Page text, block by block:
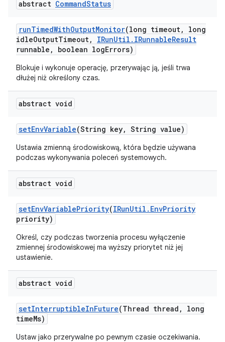
abstract CommandStatus
runTimedWithOutputMonitor(long timeout,
long
idleOutputTimeout, IRunUtil . IRunnableResult
runnable , boolean logErrors)
Blokuje i wykonuje operację, przerywając ją, jeśli trwa
dłużej niż określony czas.
abstract void
setEnvVariable(String key, String value)
Ustawia zmienną środowiskową, która będzie używana
podczas wykonywania poleceń systemowych.
abstract void
setEnvVariablePriority(IRunUtil . EnvPriority
priority)
Określ, czy podczas tworzenia procesu wyłączenie
zmiennej środowiskowej ma wyższy priorytet niż jej
ustawienie.
abstract void
setInterruptibleInFuture(Thread thread ,
long
timeMs)
Ustaw jako przerywalne po pewnym czasie oczekiwania.